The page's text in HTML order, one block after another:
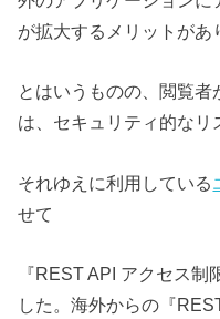
が拡大するメリットがあ
とはいうものの、閲覧者
は、セキュリティ的なリ
それゆえに利用している
せて
『REST API アクセス
した。海外からの『